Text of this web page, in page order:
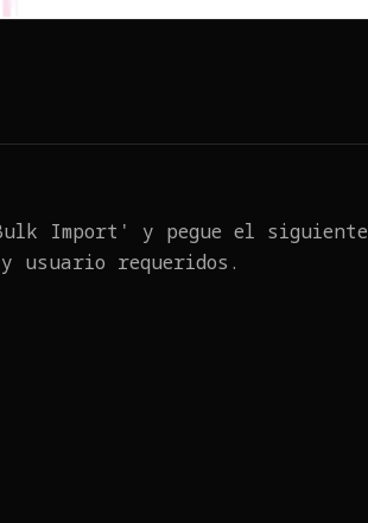
Import' y pegue el siguiente
usuario requeridos.